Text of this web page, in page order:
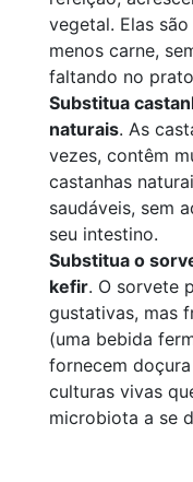
vegetal. Elas
menos carne,
faltando no
Substitua
naturais. As
vezes, contêm
castanhas
saudáveis, sem
seu intestino.
Substitua o
kefir. O sorvete
gustativas, mas
(uma bebida
fornecem
culturas vivas
microbiota a se